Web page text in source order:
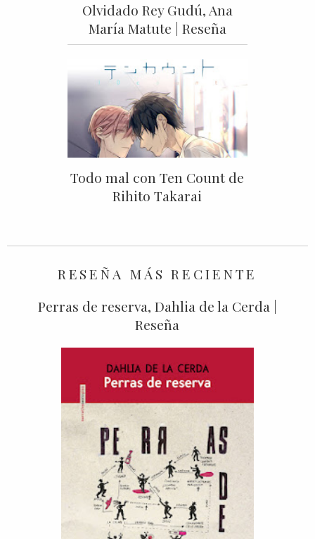
Olvidado Rey Gudú, Ana
María Matute | Reseña
Todo mal con Ten Count de
Rihito Takarai
RESEÑA MÁS RECIENTE
Perras de reserva, Dahlia de la Cerda |
Reseña